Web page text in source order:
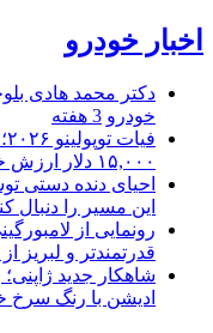
اخبار خودرو
دکتر محمد هادی
خودرو 3 هفته
۱۵,۰۰۰ دلار ارزش خرید دارد؟
احیای دنده دستی
این مسیر را دنبال
قدرتمندتر و لبریز
ادیشن با رنگ سرخ